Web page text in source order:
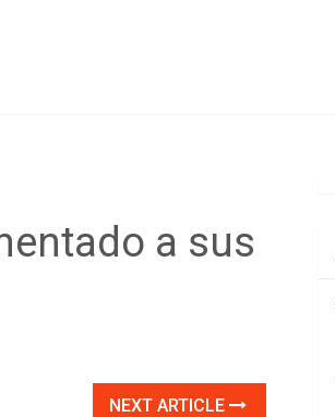
a sus
NEXT ARTICLE